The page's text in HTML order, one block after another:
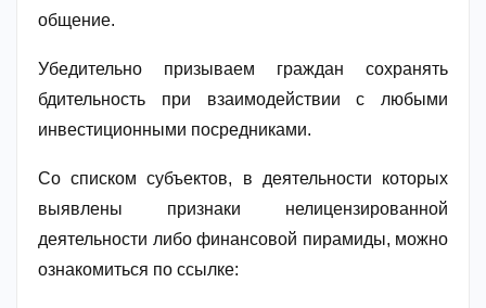
общение.
Убедительно призываем граждан сохранять
бдительность при взаимодействии с любыми
инвестиционными посредниками.
Со списком субъектов, в деятельности которых
выявлены признаки нелицензированной
деятельности либо финансовой пирамиды, можно
ознакомиться по ссылке: